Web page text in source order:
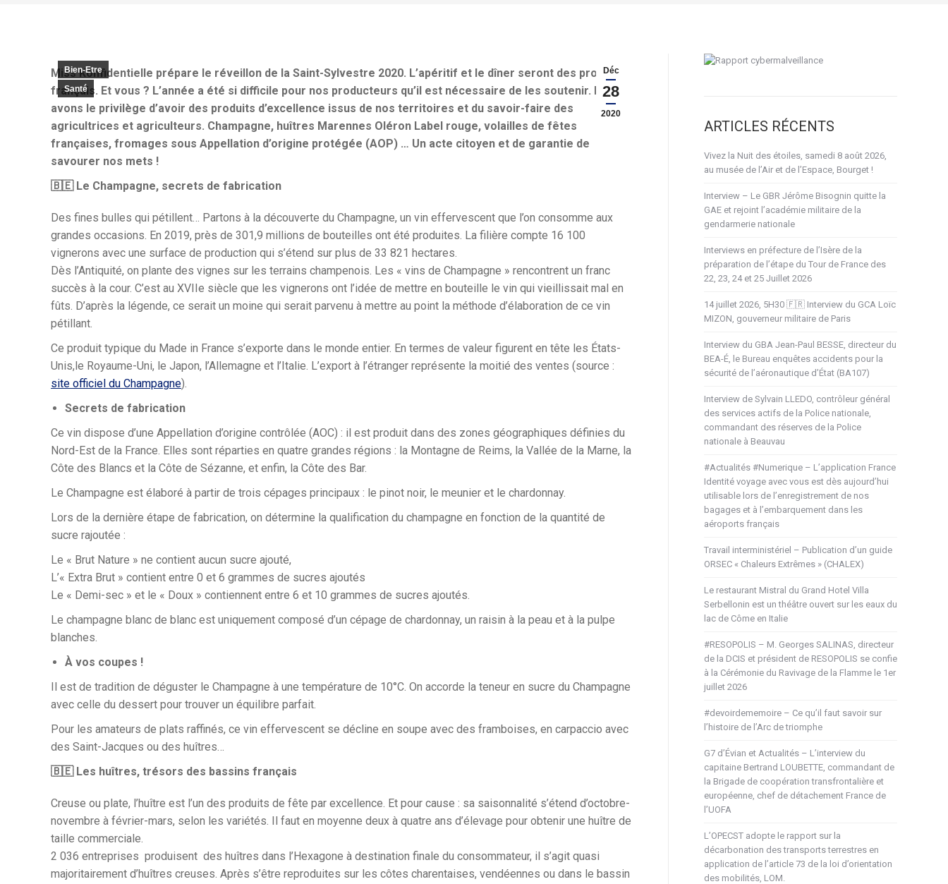
Déc
28
2020
Bien-Etre
Santé
Miss Konfidentielle prépare le réveillon de la Saint-Sylvestre 2020. L’apéritif et le dîner seront des produits
français. Et vous ? L’année a été si difficile pour nos producteurs qu’il est nécessaire de les soutenir. Nous
avons le privilège d’avoir des produits d’excellence issus de nos territoires et du savoir-faire des
agricultrices et agriculteurs. Champagne, huîtres Marennes Oléron Label rouge, volailles de fêtes
françaises, fromages sous Appellation d’origine protégée (AOP) … Un acte citoyen et de garantie de
savourer nos mets !
🇧🇪 Le Champagne, secrets de fabrication
Des fines bulles qui pétillent… Partons à la découverte du Champagne, un vin effervescent que l’on consomme aux
grandes occasions. En 2019, près de 301,9 millions de bouteilles ont été produites. La filière compte 16 100
vignerons avec une surface de production qui s’étend sur plus de 33 821 hectares.
Dès l’Antiquité, on plante des vignes sur les terrains champenois. Les « vins de Champagne » rencontrent un franc
succès à la cour. C’est au XVIIe siècle que les vignerons ont l’idée de mettre en bouteille le vin qui vieillissait mal en
fûts. D’après la légende, ce serait un moine qui serait parvenu à mettre au point la méthode d’élaboration de ce vin
pétillant.
Ce produit typique du Made in France s’exporte dans le monde entier. En termes de valeur figurent en tête les États-
Unis,le Royaume-Uni, le Japon, l’Allemagne et l’Italie. L’export à l’étranger représente la moitié des ventes (source :
site officiel du Champagne).
Secrets de fabrication
Ce vin dispose d’une Appellation d’origine contrôlée (AOC) : il est produit dans des zones géographiques définies du
Nord-Est de la France. Elles sont réparties en quatre grandes régions : la Montagne de Reims, la Vallée de la Marne, la
Côte des Blancs et la Côte de Sézanne, et enfin, la Côte des Bar.
Le Champagne est élaboré à partir de trois cépages principaux : le pinot noir, le meunier et le chardonnay.
Lors de la dernière étape de fabrication, on détermine la qualification du champagne en fonction de la quantité de
sucre rajoutée :
Le « Brut Nature » ne contient aucun sucre ajouté,
L’« Extra Brut » contient entre 0 et 6 grammes de sucres ajoutés
Le « Demi-sec » et le « Doux » contiennent entre 6 et 10 grammes de sucres ajoutés.
Le champagne blanc de blanc est uniquement composé d’un cépage de chardonnay, un raisin à la peau et à la pulpe
blanches.
À vos coupes !
Il est de tradition de déguster le Champagne à une température de 10°C. On accorde la teneur en sucre du Champagne
avec celle du dessert pour trouver un équilibre parfait.
Pour les amateurs de plats raffinés, ce vin effervescent se décline en soupe avec des framboises, en carpaccio avec
des Saint-Jacques ou des huîtres…
🇧🇪 Les huîtres, trésors des bassins français
Creuse ou plate, l’huître est l’un des produits de fête par excellence. Et pour cause : sa saisonnalité s’étend d’octobre-
novembre à février-mars, selon les variétés. Il faut en moyenne deux à quatre ans d’élevage pour obtenir une huître de
taille commerciale.
2 036 entreprises produisent des huîtres dans l’Hexagone à destination finale du consommateur, il s’agit quasi
majoritairement d’huîtres creuses. Après s’être reproduites sur les côtes charentaises, vendéennes ou dans le bassin
ARTICLES RÉCENTS
Vivez la Nuit des étoiles, samedi 8 août 2026,
au musée de l’Air et de l’Espace, Bourget !
Interview – Le GBR Jérôme Bisognin quitte la
GAE et rejoint l’académie militaire de la
gendarmerie nationale
Interviews en préfecture de l’Isère de la
préparation de l’étape du Tour de France des
22, 23, 24 et 25 Juillet 2026
14 juillet 2026, 5H30 🇫🇷 Interview du GCA Loïc
MIZON, gouverneur militaire de Paris
Interview du GBA Jean-Paul BESSE, directeur du
BEA-É, le Bureau enquêtes accidents pour la
sécurité de l’aéronautique d’État (BA107)
Interview de Sylvain LLEDO, contrôleur général
des services actifs de la Police nationale,
commandant des réserves de la Police
nationale à Beauvau
#Actualités #Numerique – L’application France
Identité voyage avec vous est dès aujourd’hui
utilisable lors de l’enregistrement de nos
bagages et à l’embarquement dans les
aéroports français
Travail interministériel – Publication d’un guide
ORSEC « Chaleurs Extrêmes » (CHALEX)
Le restaurant Mistral du Grand Hotel Villa
Serbellonin est un théâtre ouvert sur les eaux du
lac de Côme en Italie
#RESOPOLIS – M. Georges SALINAS, directeur
de la DCIS et président de RESOPOLIS se confie
à la Cérémonie du Ravivage de la Flamme le 1er
juillet 2026
#devoirdememoire – Ce qu’il faut savoir sur
l’histoire de l’Arc de triomphe
G7 d’Évian et Actualités – L’interview du
capitaine Bertrand LOUBETTE, commandant de
la Brigade de coopération transfrontalière et
européenne, chef de détachement France de
l’UOFA
L’OPECST adopte le rapport sur la
décarbonation des transports terrestres en
application de l’article 73 de la loi d’orientation
des mobilités, LOM.